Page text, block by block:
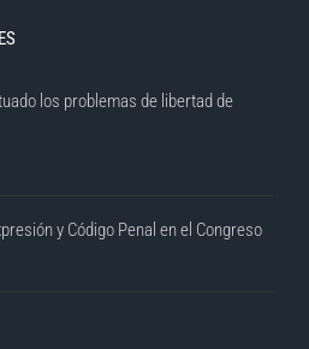
los problemas de libertad de
y Código Penal en el Congreso